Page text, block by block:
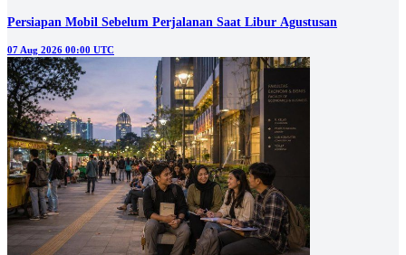
Persiapan Mobil Sebelum Perjalanan Saat Libur Agustusan
07 Aug 2026 00:00 UTC